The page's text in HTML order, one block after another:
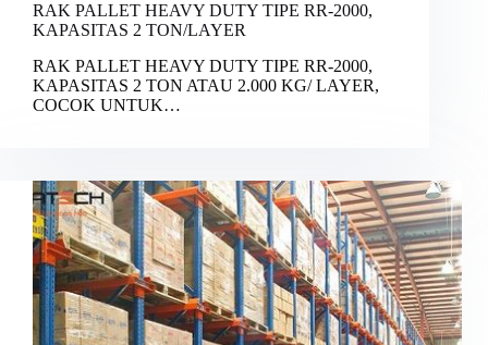
RAK PALLET HEAVY DUTY TIPE RR-2000,
KAPASITAS 2 TON/LAYER
RAK PALLET HEAVY DUTY TIPE RR-2000,
KAPASITAS 2 TON ATAU 2.000 KG/ LAYER,
COCOK UNTUK…